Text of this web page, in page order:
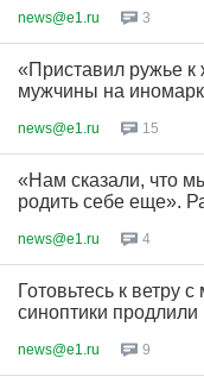
news@e1.ru 3
«Приставил ружье
мужчины на
news@e1.ru 15
«Нам сказали, что
родить себе еще».
news@e1.ru 4
Готовьтесь к ветру
синоптики
news@e1.ru 9